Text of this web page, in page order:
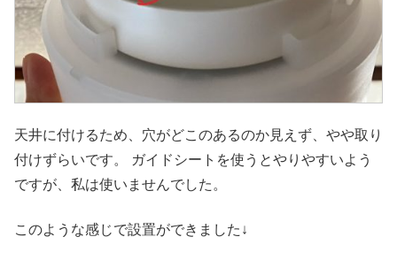
天井に付けるため、穴がどこのあるのか見えず、やや取り
付けずらいです。 ガイドシートを使うとやりやすいよう
ですが、私は使いませんでした。
このような感じで設置ができました↓